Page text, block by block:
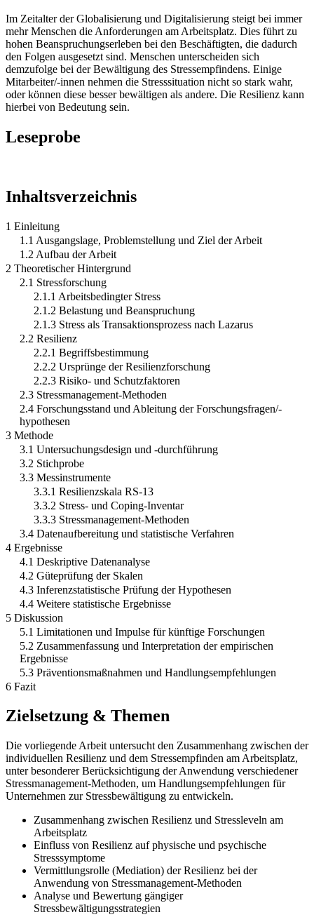
Im Zeitalter der Globalisierung und Digitalisierung steigt bei immer
mehr Menschen die Anforderungen am Arbeitsplatz. Dies führt zu
hohen Beanspruchungserleben bei den Beschäftigten, die dadurch
den Folgen ausgesetzt sind. Menschen unterscheiden sich
demzufolge bei der Bewältigung des Stressempfindens. Einige
Mitarbeiter/-innen nehmen die Stresssituation nicht so stark wahr,
oder können diese besser bewältigen als andere. Die Resilienz kann
hierbei von Bedeutung sein.
Leseprobe
Inhaltsverzeichnis
1 Einleitung
1.1 Ausgangslage, Problemstellung und Ziel der Arbeit
1.2 Aufbau der Arbeit
2 Theoretischer Hintergrund
2.1 Stressforschung
2.1.1 Arbeitsbedingter Stress
2.1.2 Belastung und Beanspruchung
2.1.3 Stress als Transaktionsprozess nach Lazarus
2.2 Resilienz
2.2.1 Begriffsbestimmung
2.2.2 Ursprünge der Resilienzforschung
2.2.3 Risiko- und Schutzfaktoren
2.3 Stressmanagement-Methoden
2.4 Forschungsstand und Ableitung der Forschungsfragen/-
hypothesen
3 Methode
3.1 Untersuchungsdesign und -durchführung
3.2 Stichprobe
3.3 Messinstrumente
3.3.1 Resilienzskala RS-13
3.3.2 Stress- und Coping-Inventar
3.3.3 Stressmanagement-Methoden
3.4 Datenaufbereitung und statistische Verfahren
4 Ergebnisse
4.1 Deskriptive Datenanalyse
4.2 Güteprüfung der Skalen
4.3 Inferenzstatistische Prüfung der Hypothesen
4.4 Weitere statistische Ergebnisse
5 Diskussion
5.1 Limitationen und Impulse für künftige Forschungen
5.2 Zusammenfassung und Interpretation der empirischen
Ergebnisse
5.3 Präventionsmaßnahmen und Handlungsempfehlungen
6 Fazit
Zielsetzung & Themen
Die vorliegende Arbeit untersucht den Zusammenhang zwischen der
individuellen Resilienz und dem Stressempfinden am Arbeitsplatz,
unter besonderer Berücksichtigung der Anwendung verschiedener
Stressmanagement-Methoden, um Handlungsempfehlungen für
Unternehmen zur Stressbewältigung zu entwickeln.
Zusammenhang zwischen Resilienz und Stressleveln am
Arbeitsplatz
Einfluss von Resilienz auf physische und psychische
Stresssymptome
Vermittlungsrolle (Mediation) der Resilienz bei der
Anwendung von Stressmanagement-Methoden
Analyse und Bewertung gängiger
Stressbewältigungsstrategien